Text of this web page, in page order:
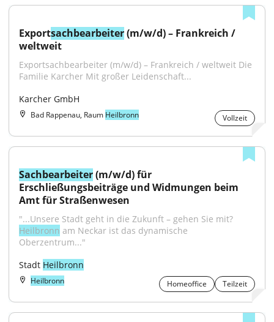
Exportsachbearbeiter (m/w/d) – Frankreich /
weltweit
Exportsachbearbeiter (m/w/d) – Frankreich / weltweit Die
Familie Karcher Mit großer Leidenschaft...
Karcher GmbH
Bad Rappenau, Raum Heilbronn Vollzeit
Sachbearbeiter (m/w/d) für
Erschließungsbeiträge und Widmungen beim
Amt für Straßenwesen
Heilbronn am Neckar ist das dynamische
Oberzentrum..."
Stadt Heilbronn
Heilbronn Homeoffice Teilzeit